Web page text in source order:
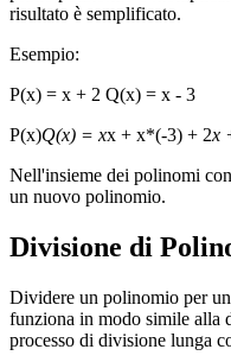
risultato è semplificato.
Esempio:
P(x) = x + 2 Q(x) = x - 3
P(x)Q(x) = xx + x*(-3) + 2x
Nell'insieme dei polinomi
un nuovo polinomio.
Divisione di
Dividere un polinomio per
funziona in modo simile alla
processo di divisione lunga